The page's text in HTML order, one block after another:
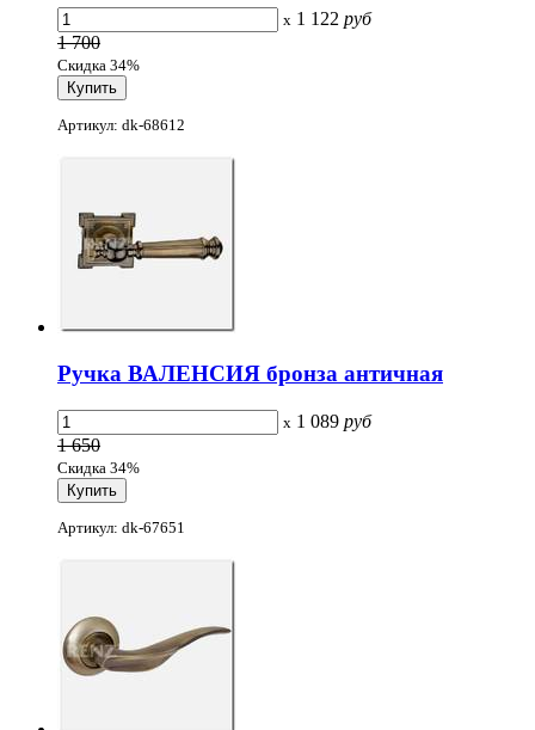
x 1 122 руб
1 700
Скидка 34%
Артикул: dk-68612
Ручка ВАЛЕНСИЯ бронза античная
x 1 089 руб
1 650
Скидка 34%
Артикул: dk-67651